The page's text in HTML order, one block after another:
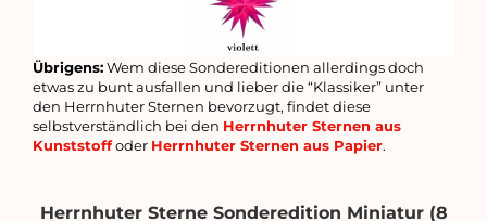
Übrigens:Wem diese Sondereditionen allerdings doch
etwas zu bunt ausfallen und lieber die “Klassiker” unter
den Herrnhuter Sternen bevorzugt, findet diese
selbstverständlich bei den Herrnhuter Sternen aus
Kunststoffoder Herrnhuter Sternen aus Papier.
Herrnhuter Sterne Sonderedition Miniatur (8